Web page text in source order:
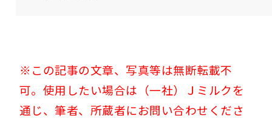
※この記事の文章、写真等は無断転載不
可。使用したい場合は（一社）Ｊミルクを
通じ、筆者、所蔵者にお問い合わせくださ